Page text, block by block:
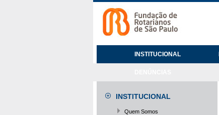
INSTITUCIONAL
INSTITUCIONAL
Quem Somos